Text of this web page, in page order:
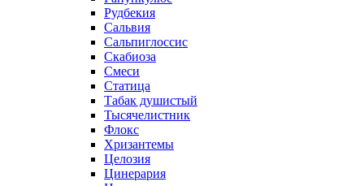
Рудбекия
Сальвия
Сальпиглоссис
Скабиоза
Смеси
Статица
Табак душистый
Тысячелистник
Флокс
Хризантемы
Целозия
Цинерария